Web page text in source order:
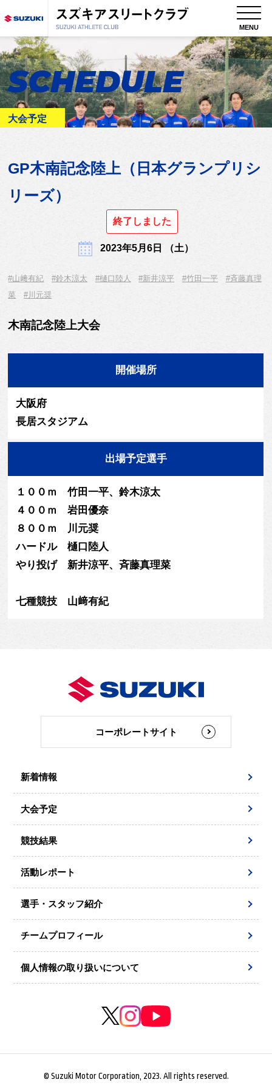
MENU
SCHEDULE
大会予定
GP木南記念陸上（日本グランプリシ
リーズ）
終了しました
2023年5月6日 （土）
#山﨑有紀 #鈴木涼太 #樋口陸人 #新井涼平 #竹田一平
#斉藤真理
菜
#川元奨
木南記念陸上大会
開催場所
大阪府
長居スタジアム
出場予定選手
１００ｍ 竹田一平、鈴木涼太
４００ｍ 岩田優奈
８００ｍ 川元奨
ハードル 樋口陸人
やり投げ 新井涼平、斉藤真理菜
七種競技 山﨑有紀
コーポレートサイト
新着情報
大会予定
競技結果
活動レポート
選手・スタッフ紹介
チームプロフィール
個人情報の取り扱いについて
© Suzuki Motor Corporation, 2023. All rights reserved.